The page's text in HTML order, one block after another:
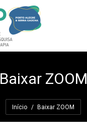
Baixar ZOOM
Você está aqui:
Início Baixar ZOOM